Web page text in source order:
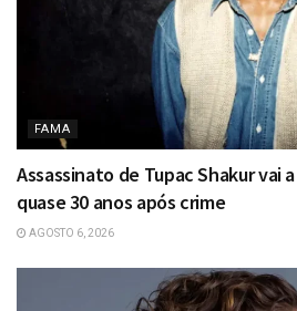
FAMA
Assassinato de Tupac Shakur vai
quase 30 anos após crime
AGOSTO 6, 2026